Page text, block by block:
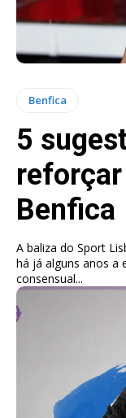
Benfica
5
Benfica
A baliza do Sport
há já alguns anos a esta parte.
consensual...